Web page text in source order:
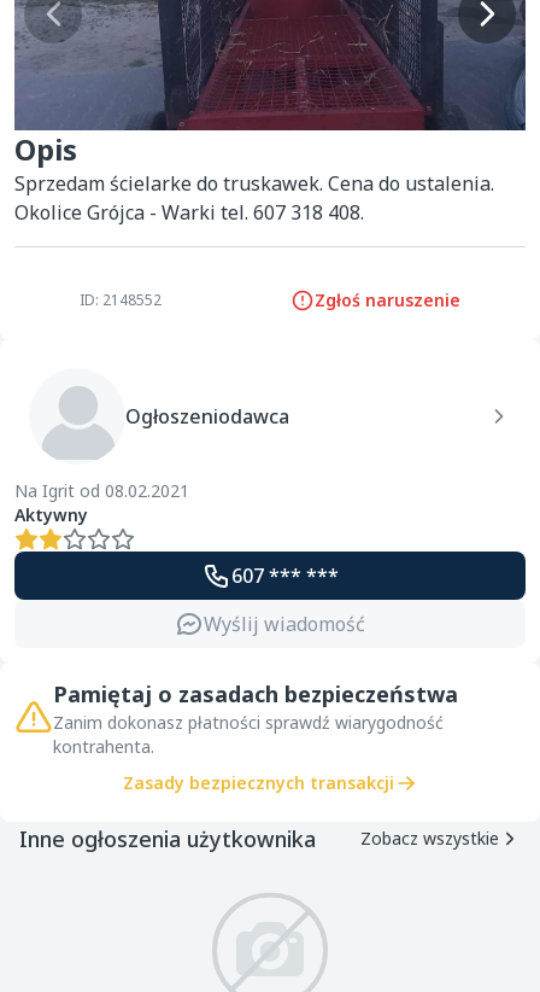
Opis
Sprzedam ścielarke do truskawek. Cena do ustalenia.
Okolice Grójca - Warki tel. 607 318 408.
ID: 2148552 Zgłoś naruszenie
Ogłoszeniodawca
Na Igrit od 08.02.2021
Aktywny
607 *** ***
Wyślij wiadomość
Pamiętaj o zasadach bezpieczeństwa
Zanim dokonasz płatności sprawdź wiarygodność
kontrahenta.
Zasady bezpiecznych transakcji
Inne ogłoszenia użytkownika Zobacz wszystkie